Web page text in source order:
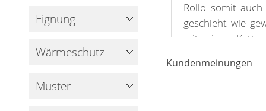
Panneaux
Eignung
Wärme­schutz
Muster
Rollo somit
geschieht wie
mit einer
das Rollo bei der
Kundenmeinungen